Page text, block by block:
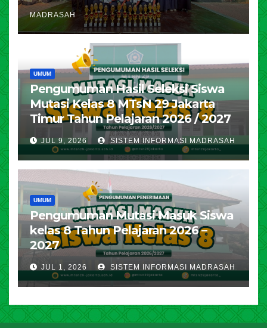
MADRASAH
UMUM
Pengumuman Hasil Seleksi Siswa
Mutasi Kelas 8 MTsN 29 Jakarta
Timur Tahun Pelajaran 2026 / 2027
JUL 9, 2026 SISTEM INFORMASI MADRASAH
UMUM
Pengumuman Mutasi Masuk Siswa
kelas 8 Tahun Pelajaran 2026 –
2027
JUL 1, 2026 SISTEM INFORMASI MADRASAH